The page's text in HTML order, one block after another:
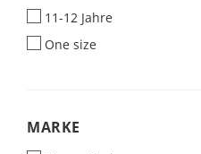
11-12 Jahre
One size
MARKE
MARKE